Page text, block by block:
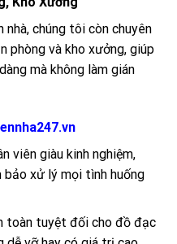
nhà, chúng tôi còn chuyên
phòng và kho xưởng, giúp
mà không làm gián
viên giàu kinh nghiệm,
xử lý mọi tình huống
toàn tuyệt đối cho đồ đạc